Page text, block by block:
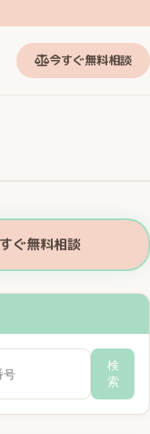
今すぐ無料相談
ぐ無料相談
検
索